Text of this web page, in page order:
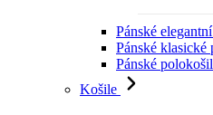
Pánské
Pánské klasické
Pánské
Košile